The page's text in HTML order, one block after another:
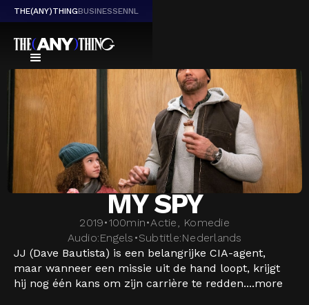
THE(ANY)THINGBUSINESSENNL
MY SPY
2019•100min•Actie, Komedie
Audio:Engels •Subtitle:Nederlands
JJ (Dave Bautista) is een belangrijke CIA-agent,
maar wanneer een missie uit de hand loopt, krijgt
hij nog één kans om zijn carrière te redden....more